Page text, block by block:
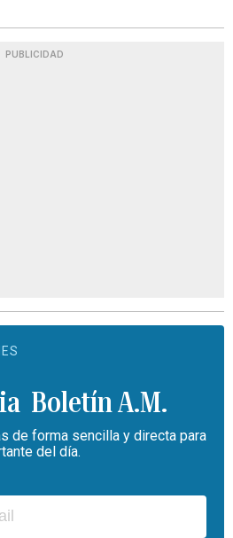
PUBLICIDAD
Boletín A.M.
de forma sencilla y directa para
del día.